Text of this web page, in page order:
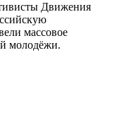
Движения
массовое
молодёжи.